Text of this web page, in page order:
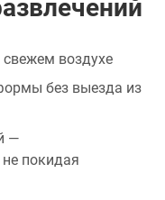
свежем воздухе
без выезда из
—
покидая